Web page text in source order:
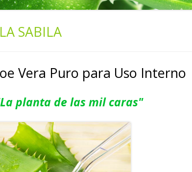
LA SABILA
Vera Puro para Uso Interno
planta de las mil caras"